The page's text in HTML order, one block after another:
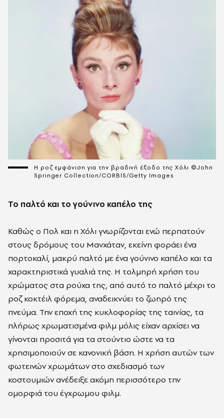
Η ροζ εμφάνιση για την βραδινή έξοδο της Χόλι ©John
Springer Collection/CORBIS/Getty Images
Το παλτό και το γούνινο καπέλο της
Καθώς ο Πολ και η Χόλι γνωρίζονται ενώ περπατούν
στους δρόμους του Μανχάταν, εκείνη φοράει ένα
πορτοκαλί, μακρύ παλτό με ένα γούνινο καπέλο και τα
χαρακτηριστικά γυαλιά της. Η τολμηρή χρήση του
χρώματος στα ρούχα της, από αυτό το παλτό μέχρι το
ροζ κοκτέιλ φόρεμα, αναδεικνύει το ζωηρό της
πνεύμα. Την εποχή της κυκλοφορίας της ταινίας, τα
πλήρως χρωματισμένα φιλμ μόλις είχαν αρχίσει να
γίνονται προσιτά για τα στούντιο ώστε να τα
χρησιμοποιούν σε κανονική βάση. Η χρήση αυτών των
φωτεινών χρωμάτων στο σχεδιασμό των
κοστουμιών ανέδειξε ακόμη περισσότερο την
ομορφιά του έγχρωμου φιλμ.